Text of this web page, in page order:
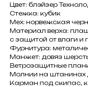
Цвет: блэйзер
Стежка: кубик
Мех: норвежская
Материал верха:
с защитой от влаги и
Фурнитура:
Манжет: довяз
Ветрозащитные
Молнии на штанинах
Карман под скипас,